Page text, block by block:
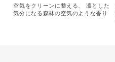
空気をクリーンに整える、 凛とした
気分になる森林の空気のような香り